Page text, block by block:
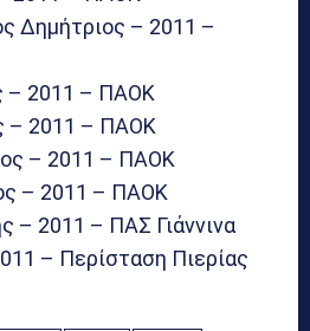
Δημήτριος – 2011 –
– 2011 – ΠΑΟΚ
– 2011 – ΠΑΟΚ
– 2011 – ΠΑΟΚ
– 2011 – ΠΑΟΚ
– 2011 – ΠΑΣ Γιάννινα
– Περίσταση Πιερίας